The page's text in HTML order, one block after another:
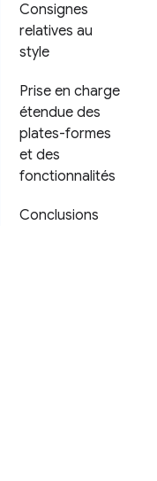
Consignes
relatives au
style
Prise en charge
étendue des
plates-formes
et des
fonctionnalités
Conclusions